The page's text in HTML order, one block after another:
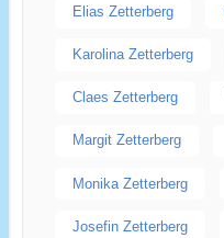
Elias Zetterberg
Karolina Zetterberg
Claes Zetterberg
Margit Zetterberg
Monika Zetterberg
Josefin Zetterberg